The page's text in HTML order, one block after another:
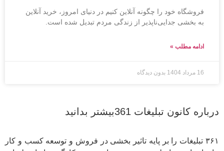
فروشگاه خود را چگونه آنلاین کنیم در دنیای امروز، خرید آنلاین
به بخشی جدایی‌ناپذیر از زندگی مردم تبدیل شده است.
ادامه مطلب »
16 مرداد 1404 بدون دیدگاه
درباره کانون تبلیغات 361بیشتر بدانید
۳۶۱ تبلیغات را بر پایه تاثیر بخشی در فروش و توسعه کسب و کار